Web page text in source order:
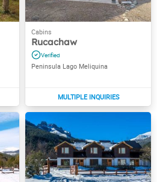
Rucachaw
Peninsula Lago Meliquina